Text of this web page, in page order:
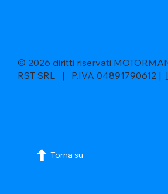
© 2026 diritti riservati
RST SRL | P.IVA 04891790612 |
Torna su